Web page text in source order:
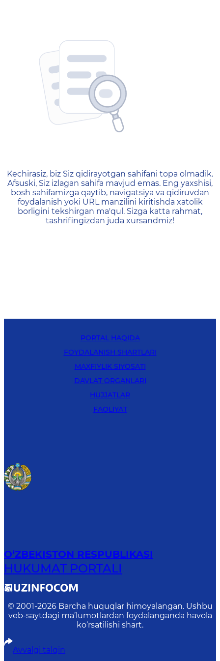
404 — Страница не
Kechirasiz, biz Siz qidirayotgan sahifani topa olmadik.
Afsuski, Siz izlagan sahifa mavjud emas. Eng yaxshisi,
bosh sahifamizga qaytib, navigatsiya va qidiruvdan
foydalanish yoki URL manzilini kiritishda xatolik
borligini tekshirgan ma'qul. Sizga katta rahmat,
tashrifingizdan juda xursandmiz!
PORTAL HAQIDA
FOYDALANISH SHARTLARI
MAXFIYLIK SIYOSATI
DAVLAT ORGANLARI
HUJJATLAR
FAOLIYAT
O‘ZBEKISTON RESPUBLIKASI
HUKUMAT PORTALI
© 2001-2026 Barcha huquqlar himoyalangan. Ushbu
veb-saytdagi ma’lumotlardan foydalanganda havola
ko‘rsatilishi shart.
Avvalgi talqin